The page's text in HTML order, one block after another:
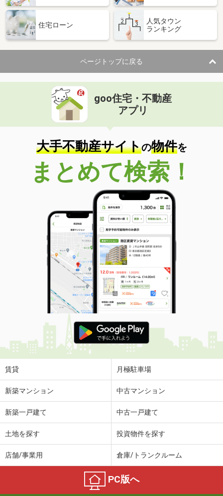
住宅ローン
人気タウン
ランキング
ページトップに戻る
goo住宅・不動産
アプリ
大手不動産サイトの物件を
まとめて検索！
賃貸 月極駐車場
新築マンション 中古マンション
新築一戸建て 中古一戸建て
土地を探す 投資物件を探す
店舗/事業用 倉庫/トランクルーム
PC版へ